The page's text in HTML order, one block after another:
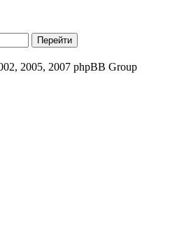
2005, 2007 phpBB Group